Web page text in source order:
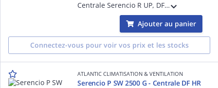
Centrale Serencio R UP, DF superposés HR, échangeur rotatif - servitude droite - 5000m3/h - plugfan EC - isol. 50 mm laine roche - EN 1886 : D2-L2-F8-T3-TB2: filtre soufflage ISO ePM1 60% (F7) et ISO ePM10 50% (M5) en reprise.
Ajouter au panier
Connectez-vous pour voir vos prix et les stocks
ATLANTIC CLIMATISATION & VENTILATION
Serencio P SW 2500 G - Centrale DF HR